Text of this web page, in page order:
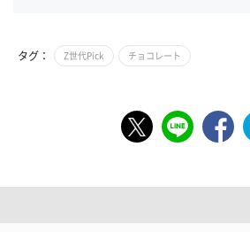
タグ： Z世代Pick チョコレート